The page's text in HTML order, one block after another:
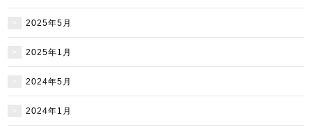
2025年5月
2025年1月
2024年5月
2024年1月